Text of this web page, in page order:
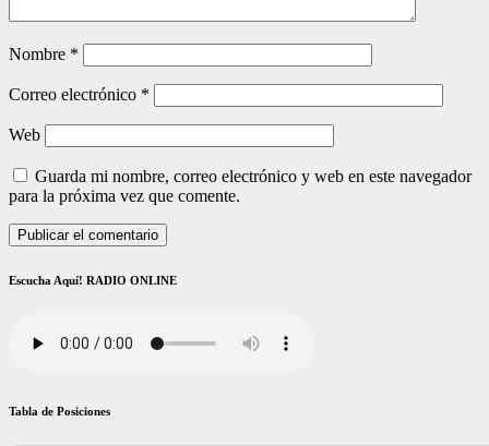
Nombre *
Correo electrónico *
Web
Guarda mi nombre, correo electrónico y web en este navegador
para la próxima vez que comente.
Escucha Aquí! RADIO ONLINE
Tabla de Posiciones